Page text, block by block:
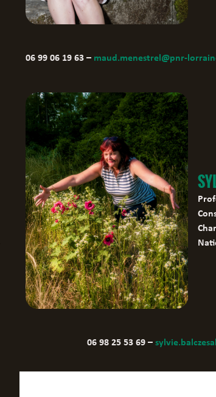
06 99 06 19 63 – maud.menestrel@pnr-
06 98 25 53 69 –